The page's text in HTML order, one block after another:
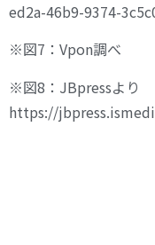
ed2a-46b9-9374-
※図7：Vpon調べ
※図8：JBpressより
https://